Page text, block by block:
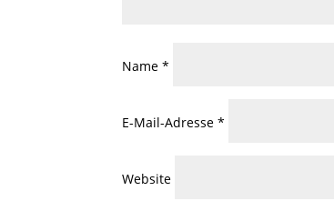
Name*
E-Mail-Adresse*
Website